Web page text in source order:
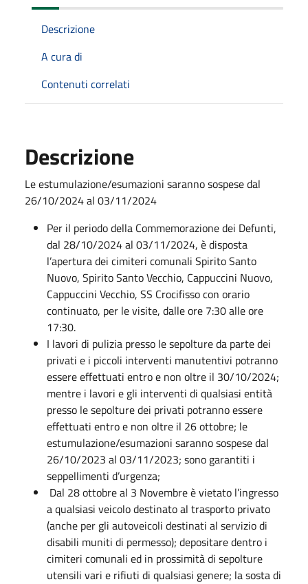
Descrizione
A cura di
Contenuti correlati
Descrizione
Le estumulazione/esumazioni saranno sospese dal
26/10/2024 al 03/11/2024
Per il periodo della Commemorazione dei Defunti,
dal 28/10/2024 al 03/11/2024, è disposta
l’apertura dei cimiteri comunali Spirito Santo
Nuovo, Spirito Santo Vecchio, Cappuccini Nuovo,
Cappuccini Vecchio, SS Crocifisso con orario
continuato, per le visite, dalle ore 7:30 alle ore
17:30.
I lavori di pulizia presso le sepolture da parte dei
privati e i piccoli interventi manutentivi potranno
essere effettuati entro e non oltre il 30/10/2024;
mentre i lavori e gli interventi di qualsiasi entità
presso le sepolture dei privati potranno essere
effettuati entro e non oltre il 26 ottobre; le
estumulazione/esumazioni saranno sospese dal
26/10/2023 al 03/11/2023; sono garantiti i
seppellimenti d’urgenza;
Dal 28 ottobre al 3 Novembre è vietato l’ingresso
a qualsiasi veicolo destinato al trasporto privato
(anche per gli autoveicoli destinati al servizio di
disabili muniti di permesso); depositare dentro i
cimiteri comunali ed in prossimità di sepolture
utensili vari e rifiuti di qualsiasi genere; la sosta di